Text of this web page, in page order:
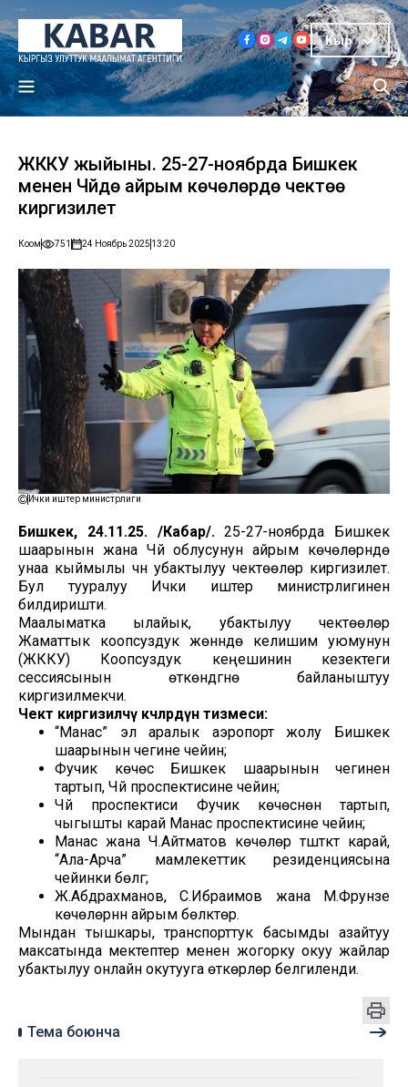
Кыр
ЖККУ жыйыны. 25-27-ноябрда Бишкек
менен Чүйдө айрым көчөлөрдө чектөө
киргизилет
Коом 751 24 Ноябрь 2025 13:20
Ички иштер министрлиги
Бишкек, 24.11.25. /Кабар/.25-27-ноябрда Бишкек
шаарынын жана Чүй облусунун айрым көчөлөрүндө
унаа кыймылы үчүн убактылуу чектөөлөр киргизилет.
Бул тууралуу Ички иштер министрлигинен
билдиришти.
Маалыматка ылайык, убактылуу чектөөлөр
Жаматтык коопсуздук жөнүндө келишим уюмунун
(ЖККУ) Коопсуздук кеңешинин кезектеги
сессиясынын өткөндүгүнө байланыштуу
киргизилмекчи.
Чектөө киргизилчү көчөлөрдүн тизмеси:
“Манас” эл аралык аэропорт жолу Бишкек
шаарынын чегине чейин;
Фучик көчөсү Бишкек шаарынын чегинен
тартып, Чүй проспектисине чейин;
Чүй проспектиси Фучик көчөсүнөн тартып,
чыгышты карай Манас проспектисине чейин;
Манас жана Ч.Айтматов көчөлөрү түштүктү карай,
“Ала-Арча” мамлекеттик резиденциясына
чейинки бөлүгү;
Ж.Абдрахманов, С.Ибраимов жана М.Фрунзе
көчөлөрүнүн айрым бөлүктөрү.
Мындан тышкары, транспорттук басымды азайтуу
максатында мектептер менен жогорку окуу жайлар
убактылуу онлайн окутууга өткөрүлөрү белгиленди.
Тема боюнча